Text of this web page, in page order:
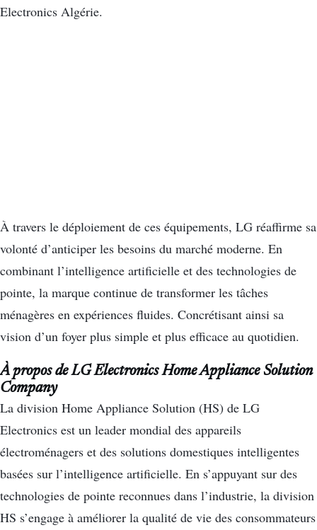
Electronics Algérie.
À travers le déploiement de ces équipements, LG réaffirme sa
volonté d’anticiper les besoins du marché moderne. En
combinant l’intelligence artificielle et des technologies de
pointe, la marque continue de transformer les tâches
ménagères en expériences fluides. Concrétisant ainsi sa
vision d’un foyer plus simple et plus efficace au quotidien.
À propos de LG Electronics Home Appliance Solution
Company
La division Home Appliance Solution (HS) de LG
Electronics est un leader mondial des appareils
électroménagers et des solutions domestiques intelligentes
basées sur l’intelligence artificielle. En s’appuyant sur des
technologies de pointe reconnues dans l’industrie, la division
HS s’engage à améliorer la qualité de vie des consommateurs